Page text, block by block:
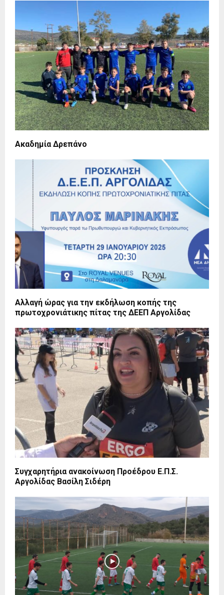
Ακαδημία Δρεπάνο
Αλλαγή ώρας για την εκδήλωση κοπής της
πρωτοχρονιάτικης πίτας της ΔΕΕΠ Αργολίδας
Συγχαρητήρια ανακοίνωση Προέδρου Ε.Π.Σ.
Αργολίδας Βασίλη Σιδέρη